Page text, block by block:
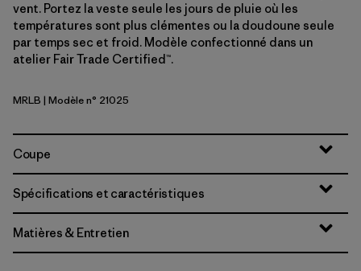
vent. Portez la veste seule les jours de pluie où les
températures sont plus clémentes ou la doudoune seule
par temps sec et froid. Modèle confectionné dans un
atelier Fair Trade Certified™.
Marlow Brown
MRLB | Modèle n° 21025
Coupe
Spécifications et caractéristiques
Matières & Entretien